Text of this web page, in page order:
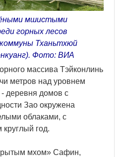
мшистыми
горных лесов
Тханьтхюй
Фото: ВИA
массива Тэйконлинь
метров над уровнем
деревня домов с
Зао окружена
облаками, с
год.
мхом» Сафин,